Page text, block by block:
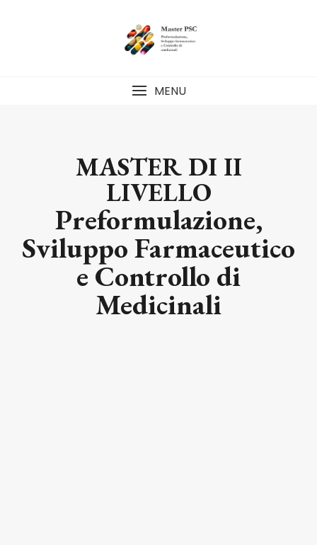
MENU
MASTER DI II
LIVELLO
Preformulazione,
Sviluppo Farmaceutico
e Controllo di
Medicinali